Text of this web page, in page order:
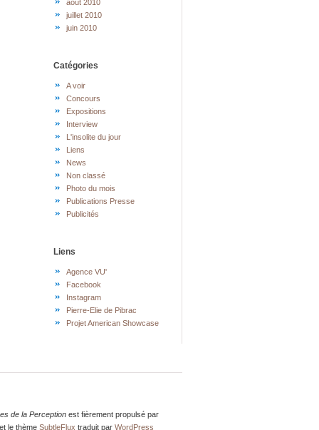
août 2010
juillet 2010
juin 2010
Catégories
A voir
Concours
Expositions
Interview
L'insolite du jour
Liens
News
Non classé
Photo du mois
Publications Presse
Publicités
Liens
Agence VU'
Facebook
Instagram
Pierre-Elie de Pibrac
Projet American Showcase
de la Perception est fièrement propulsé par
le thèmeSubtleFlux traduit parWordPress